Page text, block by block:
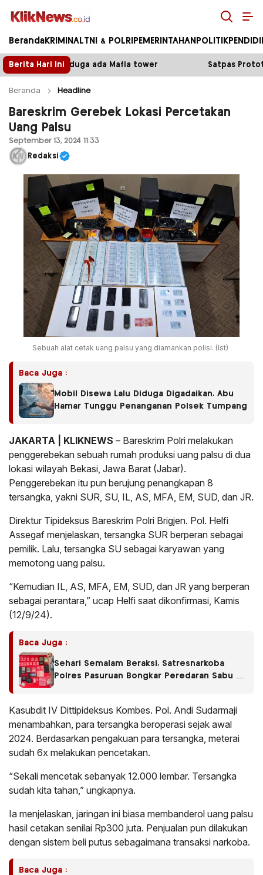
Kliknews.co.id
Beranda KRIMINAL TNI & POLRI PEMERINTAHAN POLITIK
Berita Hari Ini
tower Satpas Prototype Polres Malang
Beranda Headline
Bareskrim Gerebek Lokasi Percetakan
Uang Palsu
September 13, 2024 11:33
Redaksi
Sebuah alat cetak uang palsu yang diamankan polisi. (Ist)
Baca Juga :
Mobil Disewa Lalu Diduga Digadaikan, Abu
Hamar Tunggu Penanganan Polsek Tumpang
JAKARTA | KLIKNEWS – Bareskrim Polri melakukan
penggerebekan sebuah rumah produksi uang palsu di dua
lokasi wilayah Bekasi, Jawa Barat (Jabar).
Penggerebekan itu pun berujung penangkapan 8
tersangka, yakni SUR, SU, IL, AS, MFA, EM, SUD, dan JR.
Direktur Tipideksus Bareskrim Polri Brigjen. Pol. Helfi
Assegaf menjelaskan, tersangka SUR berperan sebagai
pemilik. Lalu, tersangka SU sebagai karyawan yang
memotong uang palsu.
“Kemudian IL, AS, MFA, EM, SUD, dan JR yang berperan
sebagai perantara,” ucap Helfi saat dikonfirmasi, Kamis
(12/9/24).
Baca Juga :
Sehari Semalam Beraksi, Satresnarkoba
Polres Pasuruan Bongkar Peredaran Sabu di
Kasubdit IV Dittipideksus Kombes. Pol. Andi Sudarmaji
menambahkan, para tersangka beroperasi sejak awal
2024. Berdasarkan pengakuan para tersangka, meterai
sudah 6x melakukan pencetakan.
“Sekali mencetak sebanyak 12.000 lembar. Tersangka
sudah kita tahan,” ungkapnya.
Ia menjelaskan, jaringan ini biasa membanderol uang palsu
hasil cetakan senilai Rp300 juta. Penjualan pun dilakukan
dengan sistem beli putus sebagaimana transaksi narkoba.
Baca Juga :